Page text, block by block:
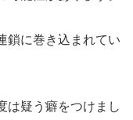
鎖に巻き込まれてい
は疑う癖をつけまし